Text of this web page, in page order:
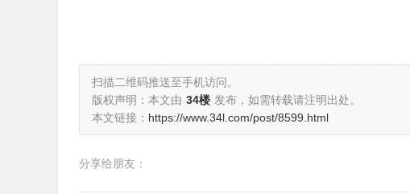
扫描二维码推送至手机访问。
版权声明：本文由 34楼 发布，如需转载请注明出处。
本文链接： https://www.34l.com/post/8599.html
分享给朋友：